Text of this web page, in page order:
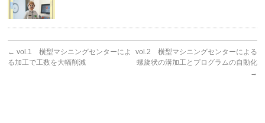
← vol.1 横型マシニングセンターによ
る加工で工数を大幅削減
vol.2 横型マシニングセンターによる
螺旋状の溝加工とプログラムの自動化
→